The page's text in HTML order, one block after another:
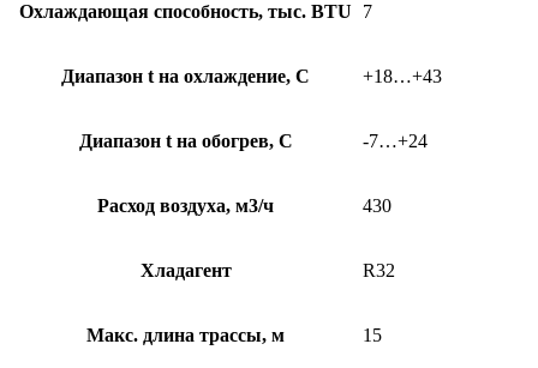
Охлаждающая способность, тыс. BTU 7
Диапазон t на охлаждение, С +18…+43
Диапазон t на обогрев, С -7…+24
Расход воздуха, м3/ч 430
Хладагент R32
Макс. длина трассы, м 15